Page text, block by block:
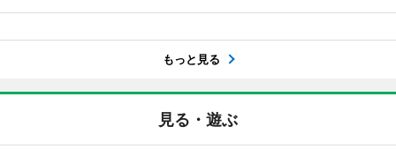
もっと見る
見る・遊ぶ